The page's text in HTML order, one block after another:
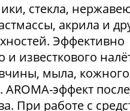
стекла,
акрила и
Эффективно
и известкового
мыла,
эффект после
При работе с